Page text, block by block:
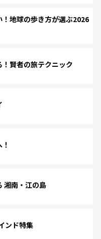
地球の歩き方が選ぶ2026
賢者の旅テクニック
湘南・江の島
ンド特集